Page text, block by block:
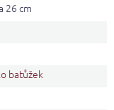
26 cm
batůžek